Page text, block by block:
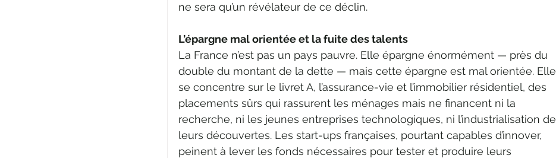
ne sera qu’un révélateur de ce déclin.
L’épargne mal orientée et la fuite des talents
La France n’est pas un pays pauvre. Elle épargne énormément — près du
double du montant de la dette — mais cette épargne est mal orientée. Elle
se concentre sur le livret A, l’assurance-vie et l’immobilier résidentiel, des
placements sûrs qui rassurent les ménages mais ne financent ni la
recherche, ni les jeunes entreprises technologiques, ni l’industrialisation de
leurs découvertes. Les start-ups françaises, pourtant capables d’innover,
peinent à lever les fonds nécessaires pour tester et produire leurs